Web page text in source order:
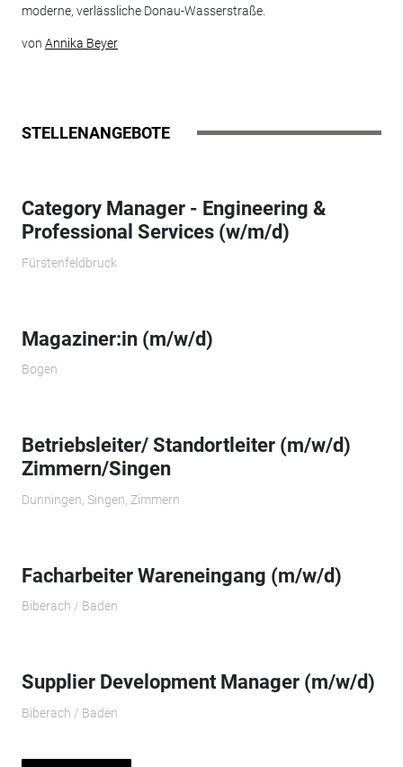
moderne, verlässliche Donau-Wasserstraße.
von Annika Beyer
STELLENANGEBOTE
Category Manager - Engineering &
Professional Services (w/m/d)
Fürstenfeldbruck
Magaziner:in (m/w/d)
Bogen
Betriebsleiter/ Standortleiter (m/w/d)
Zimmern/Singen
Dunningen, Singen, Zimmern
Facharbeiter Wareneingang (m/w/d)
Biberach / Baden
Supplier Development Manager (m/w/d)
Biberach / Baden